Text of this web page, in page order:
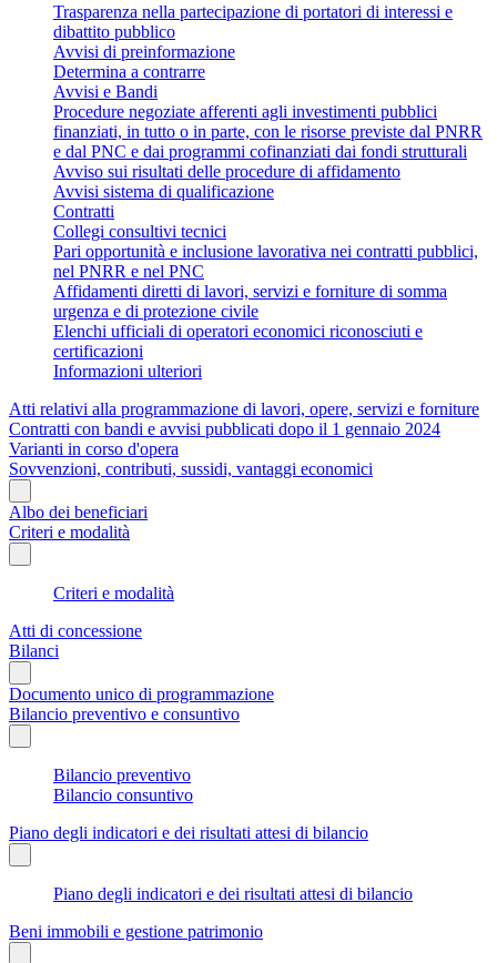
Trasparenza nella partecipazione di portatori di interessi e
dibattito pubblico
Avvisi di preinformazione
Determina a contrarre
Avvisi e Bandi
Procedure negoziate afferenti agli investimenti pubblici
finanziati, in tutto o in parte, con le risorse previste dal PNRR
e dal PNC e dai programmi cofinanziati dai fondi strutturali
Avviso sui risultati delle procedure di affidamento
Avvisi sistema di qualificazione
Contratti
Collegi consultivi tecnici
Pari opportunità e inclusione lavorativa nei contratti pubblici,
nel PNRR e nel PNC
Affidamenti diretti di lavori, servizi e forniture di somma
urgenza e di protezione civile
Elenchi ufficiali di operatori economici riconosciuti e
certificazioni
Informazioni ulteriori
Atti relativi alla programmazione di lavori, opere, servizi e forniture
Contratti con bandi e avvisi pubblicati dopo il 1 gennaio 2024
Varianti in corso d'opera
Sovvenzioni, contributi, sussidi, vantaggi economici
Albo dei beneficiari
Criteri e modalità
Criteri e modalità
Atti di concessione
Bilanci
Documento unico di programmazione
Bilancio preventivo e consuntivo
Bilancio preventivo
Bilancio consuntivo
Piano degli indicatori e dei risultati attesi di bilancio
Piano degli indicatori e dei risultati attesi di bilancio
Beni immobili e gestione patrimonio